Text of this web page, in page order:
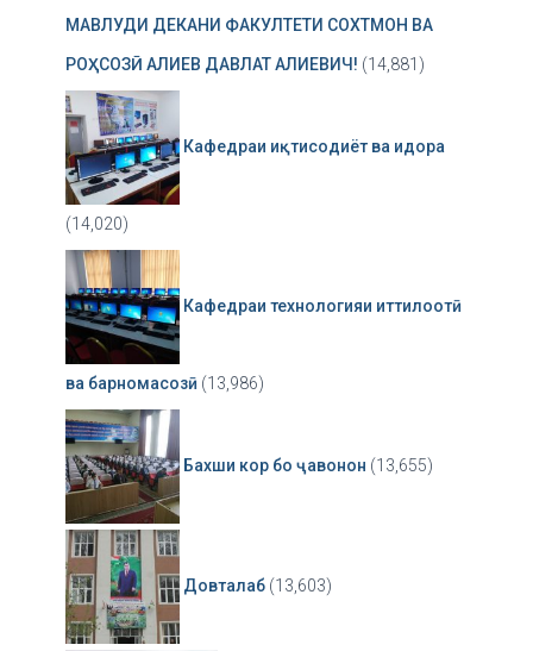
МАВЛУДИ ДЕКАНИ ФАКУЛТЕТИ СОХТМОН ВА
РОҲСОЗӢ АЛИЕВ ДАВЛАТ АЛИЕВИЧ! (14,881)
Кафедраи иқтисодиёт ва идора
(14,020)
Кафедраи технологияи иттилоотӣ
ва барномасозӣ (13,986)
Бахши кор бо ҷавонон (13,655)
Довталаб (13,603)